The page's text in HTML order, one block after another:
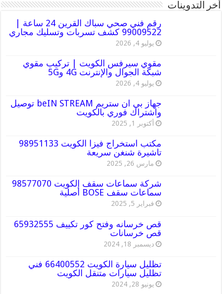
أخر التدوينات
رقم فني صحي سباك القرين 24 ساعة |
99009522 كشف تسربات وتسليك مجاري
يوليو 4, 2026
مقوي سيرفس الكويت | تركيب مقوي
شبكة الجوال والإنترنت 4G و5G
يوليو 4, 2026
جهاز بي ان ستريم beIN STREAM توصيل
واشتراك فوري بالكويت
أكتوبر 1, 2025
مكتب استخراج فيزا الكويت 98951133
تاشيرة شنغن سريعة
مارس 26, 2025
شركة سماعات سقف الكويت 98577070
سماعات سقف BOSE أصلية
فبراير 5, 2025
قص خرسانه وفتح كور تكييف 65932555
قص خرسانات
ديسمبر 18, 2024
تظليل سيارة الكويت 66400552 فني
تظليل سيارات متنقل الكويت
يونيو 28, 2024